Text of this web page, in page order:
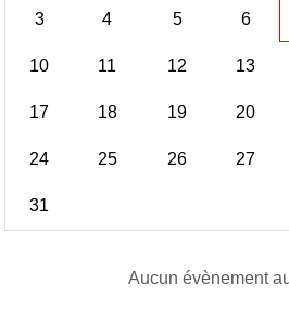
3 4 5 6
10 11 12 13
17 18 19 20
24 25 26 27
31
Aucun évènement